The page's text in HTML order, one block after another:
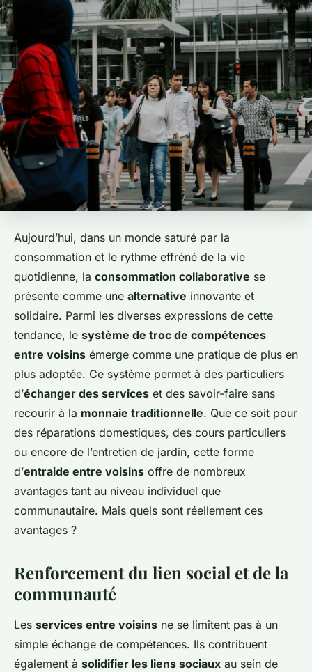
Aujourd’hui, dans un monde saturé par la
consommation et le rythme effréné de la vie
quotidienne, la consommation collaborative se
présente comme une alternative innovante et
solidaire. Parmi les diverses expressions de cette
tendance, le système de troc de compétences
entre voisins émerge comme une pratique de plus en
plus adoptée. Ce système permet à des particuliers
d’échanger des services et des savoir-faire sans
recourir à la monnaie traditionnelle. Que ce soit pour
des réparations domestiques, des cours particuliers
ou encore de l’entretien de jardin, cette forme
d’entraide entre voisins offre de nombreux
avantages tant au niveau individuel que
communautaire. Mais quels sont réellement ces
avantages ?
Renforcement du lien social et de la
communauté
Les services entre voisins ne se limitent pas à un
simple échange de compétences. Ils contribuent
également à solidifier les liens sociaux au sein de